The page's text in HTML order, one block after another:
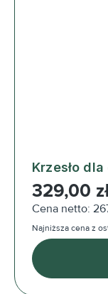
Krzesło
Cena
329,00
Cena netto:
Najniższa cena z